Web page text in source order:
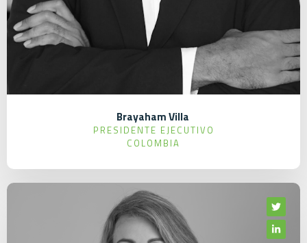
Brayaham Villa
PRESIDENTE EJECUTIVO
COLOMBIA